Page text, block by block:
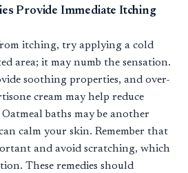
Provide Immediate Itching
itching, try applying a cold
area; it may numb the sensation.
soothing properties, and over-
cream may help reduce
baths may be another
calm your skin. Remember that
and avoid scratching, which
These remedies should